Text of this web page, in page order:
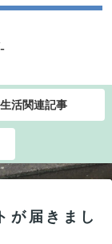
活関連記事
が届きまし